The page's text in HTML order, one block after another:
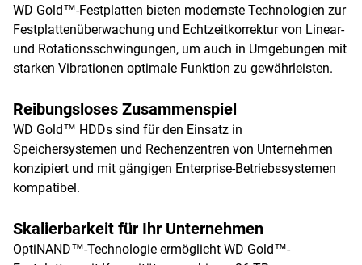
WD Gold™-Festplatten bieten modernste Technologien zur
Festplattenüberwachung und Echtzeitkorrektur von Linear-
und Rotationsschwingungen, um auch in Umgebungen mit
starken Vibrationen optimale Funktion zu gewährleisten.
Reibungsloses Zusammenspiel
WD Gold™ HDDs sind für den Einsatz in
Speichersystemen und Rechenzentren von Unternehmen
konzipiert und mit gängigen Enterprise-Betriebssystemen
kompatibel.
Skalierbarkeit für Ihr Unternehmen
OptiNAND™-Technologie ermöglicht WD Gold™-